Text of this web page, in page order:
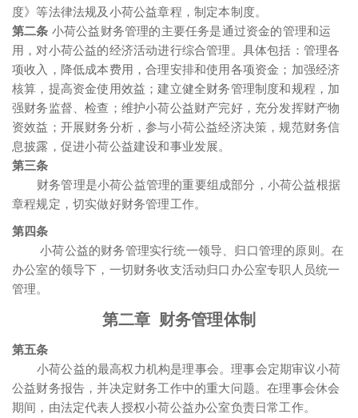
度》等法律法规及小荷公益章程，制定本制度。
第二条 小荷公益财务管理的主要任务是通过资金的管理和运
用，对小荷公益的经济活动进行综合管理。具体包括：管理各
项收入，降低成本费用，合理安排和使用各项资金；加强经济
核算，提高资金使用效益；建立健全财务管理制度和规程，加
强财务监督、检查；维护小荷公益财产完好，充分发挥财产物
资效益；开展财务分析，参与小荷公益经济决策，规范财务信
息披露，促进小荷公益建设和事业发展。
第三条
财务管理是小荷公益管理的重要组成部分，小荷公益根据
章程规定，切实做好财务管理工作。
第四条
小荷公益的财务管理实行统一领导、归口管理的原则。在
办公室的领导下，一切财务收支活动归口办公室专职人员统一
管理。
第二章 财务管理体制
第五条
小荷公益的最高权力机构是理事会。理事会定期审议小荷
公益财务报告，并决定财务工作中的重大问题。在理事会休会
期间，由法定代表人授权小荷公益办公室负责日常工作。